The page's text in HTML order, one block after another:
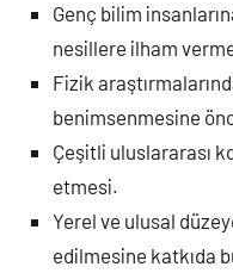
Genç bilim
nesillere ilham
Fizik
benimsenmesine
Çeşitli uluslararası
etmesi.
Yerel ve ulusal
edilmesine katkıda